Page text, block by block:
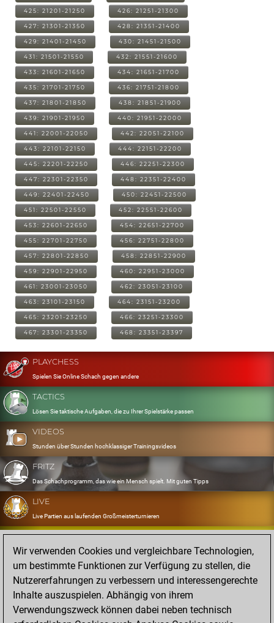
425: 21201-21250 426: 21251-21300
427: 21301-21350 428: 21351-21400
429: 21401-21450 430: 21451-21500
431: 21501-21550 432: 21551-21600
433: 21601-21650 434: 21651-21700
435: 21701-21750 436: 21751-21800
437: 21801-21850 438: 21851-21900
439: 21901-21950 440: 21951-22000
441: 22001-22050 442: 22051-22100
443: 22101-22150 444: 22151-22200
445: 22201-22250 446: 22251-22300
447: 22301-22350 448: 22351-22400
449: 22401-22450 450: 22451-22500
451: 22501-22550 452: 22551-22600
453: 22601-22650 454: 22651-22700
455: 22701-22750 456: 22751-22800
457: 22801-22850 458: 22851-22900
459: 22901-22950 460: 22951-23000
461: 23001-23050 462: 23051-23100
463: 23101-23150 464: 23151-23200
465: 23201-23250 466: 23251-23300
467: 23301-23350 468: 23351-23397
PLAYCHESS
Spielen Sie Online Schach gegen andere
TACTICS
Lösen Sie taktische Aufgaben, die zu Ihrer Spielstärke passen
VIDEOS
Stunden über Stunden hochklassiger Trainingsvideos
FRITZ
Das Schachprogramm, das wie ein Mensch spielt. Mit guten Tipps
LIVE
Live Partien aus laufenden Großmeisterturnieren
OPENINGS
Erfassen und Üben Sie Ihr Eröffnungsrepertoire
DATABASE
Acht Millionen starke Partien
MYGAMES
Speichern und analysieren Sie eigene Partien in der Cloud
Wir verwenden Cookies und vergleichbare Technologien,
um bestimmte Funktionen zur Verfügung zu stellen, die
Nutzererfahrungen zu verbessern und interessengerechte
Inhalte auszuspielen. Abhängig von ihrem
Verwendungszweck können dabei neben technisch